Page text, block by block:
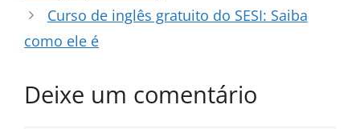
Curso de inglês gratuito do SESI: Saiba
como ele é
Deixe um comentário